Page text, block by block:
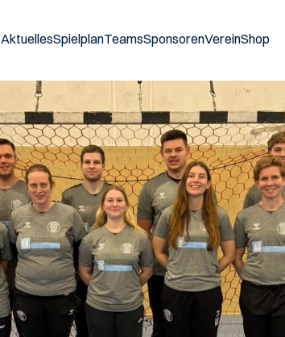
AktuellesSpielplanTeamsSponsorenVereinShop